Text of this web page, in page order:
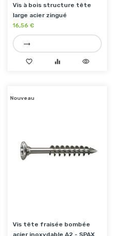
Vis à bois structure tête
large acier zingué
16,56 €
trending_flat
favorite_border equalizer visibility
Nouveau
Vis tête fraisée bombée
acier inoxydable A2 - SPAX